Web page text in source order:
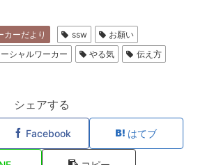
カーだより ssw
お願い
シャルワーカー やる気
伝え方
シェアする
Facebook はてブ